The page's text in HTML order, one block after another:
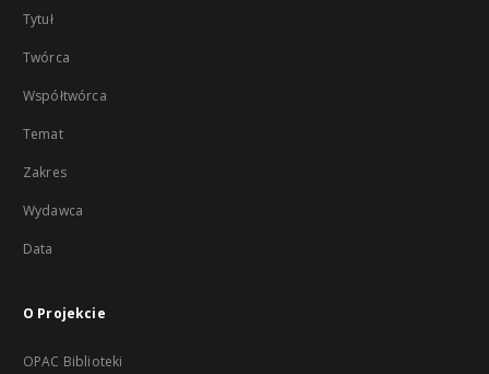
Tytuł
Twórca
Współtwórca
Temat
Zakres
Wydawca
Data
O Projekcie
OPAC Biblioteki